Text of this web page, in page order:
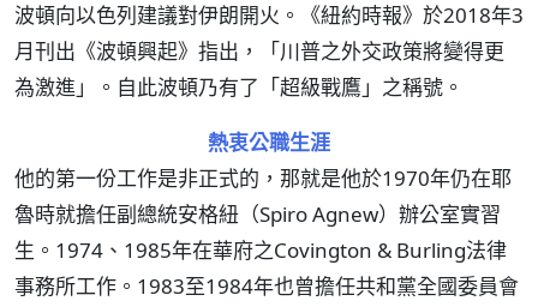
波頓向以色列建議對伊朗開火。《紐約時報》於2018年3
月刊出《波頓興起》指出，「川普之外交政策將變得更
為激進」。自此波頓乃有了「超級戰鷹」之稱號。
熱衷公職生涯
他的第一份工作是非正式的，那就是他於1970年仍在耶
魯時就擔任副總統安格紐（Spiro Agnew）辦公室實習
生。1974、1985年在華府之Covington & Burling法律
事務所工作。1983至1984年也曾擔任共和黨全國委員會